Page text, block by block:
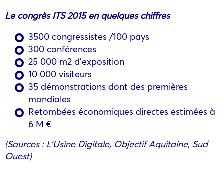
Le congrès ITS2015 en quelques chiffres
3500 congressistes /100 pays
300 conférences
25 000 m2 d’exposition
10 000 visiteurs
35 démonstrations dont des premières
mondiales
Retombées économiques directes estimées à
6 M €
(Sources : L’Usine Digitale, Objectif Aquitaine, Sud
Ouest)